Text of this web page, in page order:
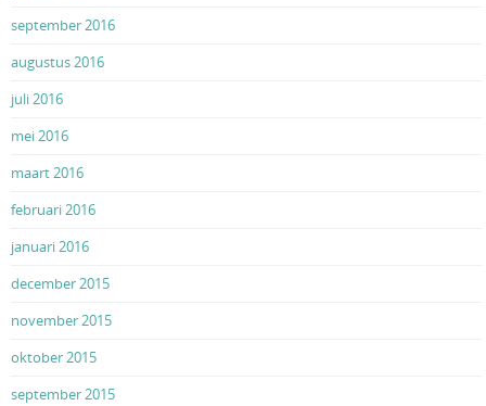
september 2016
augustus 2016
juli 2016
mei 2016
maart 2016
februari 2016
januari 2016
december 2015
november 2015
oktober 2015
september 2015